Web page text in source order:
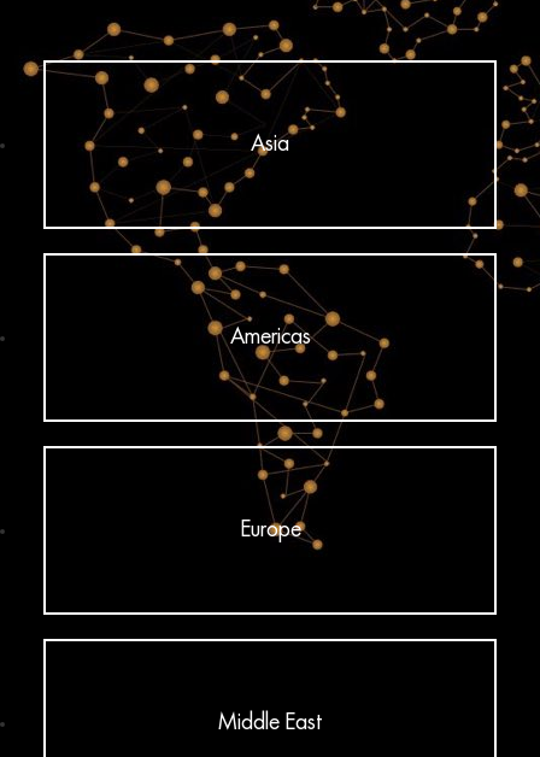
Asia
Americas
Europe
Middle East